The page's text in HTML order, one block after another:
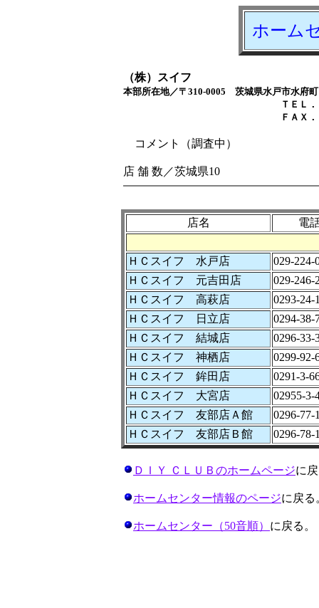
ホーム
（株）スイフ
本部所在地／〒310-0005 茨城県水戸市水府
ＴＥＬ．０２９－２
ＦＡＸ．０２９－２
コメント（調査中）
店 舗 数／茨城県10
店名 電
ＨＣスイフ 水戸店
029-224-
ＨＣスイフ 元吉田店
029-246-
ＨＣスイフ 高萩店
0293-24-
ＨＣスイフ 日立店
0294-38-
ＨＣスイフ 結城店
0296-33-
ＨＣスイフ 神栖店
0299-92-
ＨＣスイフ 鉾田店
0291-3-
ＨＣスイフ 大宮店
02955-3-
ＨＣスイフ 友部店Ａ館
0296-77-
ＨＣスイフ 友部店Ｂ館
0296-78-
ＤＩＹ ＣＬＵＢのホームページに
ホームセンター情報のページに戻る
ホームセンター（50音順） に戻る。